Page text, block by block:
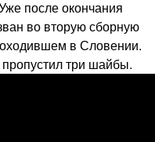
после окончания
во вторую сборную
в Словении.
три шайбы.